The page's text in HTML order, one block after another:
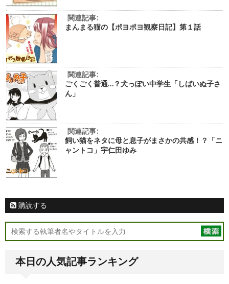
関連記事:
まんまる猫の【ポヨポヨ観察日記】第１話
関連記事:
ごくごく普通…？犬っぽい中学生「しばいぬ子さ
ん」
関連記事:
飼い猫をネタに母と息子がまさかの共感！？「ニ
ャントコ」宇仁田ゆみ
購読する
本日の人気記事ランキング